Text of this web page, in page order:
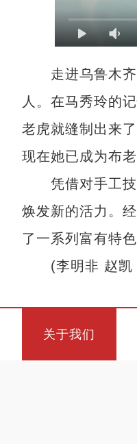
走进乌鲁木齐
人。在马秀玲的
老虎就缝制出来
现在她已成为布
凭借对手工技
焕发新的活力。
了一系列富有特
(李明非 赵凯
关于我们